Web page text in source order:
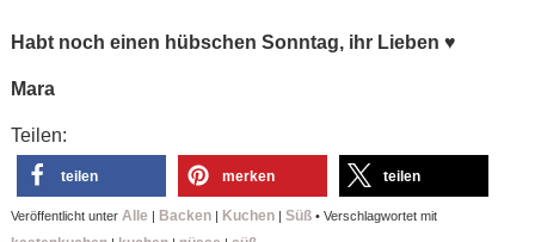
Habt noch einen hübschen Sonntag, ihr Lieben ♥
Mara
Teilen:
teilen merken teilen
Veröffentlicht unter Alle | Backen| Kuchen| Süß• Verschlagwortet mit